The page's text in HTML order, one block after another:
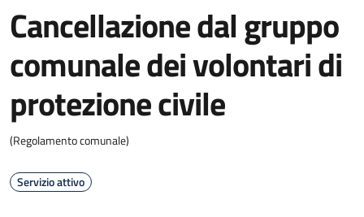
Cancellazione dal gruppo
comunale dei volontari di
protezione civile
(Regolamento comunale)
Servizio attivo